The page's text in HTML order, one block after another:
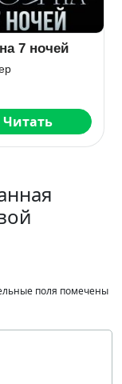
Читать
поля помечены